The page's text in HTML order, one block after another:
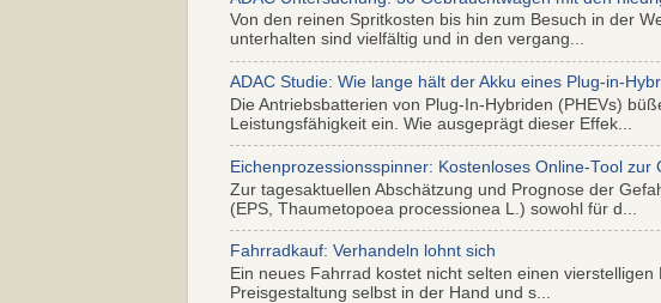
Von den reinen Spritkosten bis hin zum Besuch in der
unterhalten sind vielfältig und in den vergang...
ADAC Studie: Wie lange hält der Akku eines Plug-in-
Die Antriebsbatterien von Plug-In-Hybriden (PHEVs)
Leistungsfähigkeit ein. Wie ausgeprägt dieser Effek...
Eichenprozessionsspinner: Kostenloses Online-Tool zur
Zur tagesaktuellen Abschätzung und Prognose der
(EPS, Thaumetopoea processionea L.) sowohl für d...
Fahrradkauf: Verhandeln lohnt sich
Ein neues Fahrrad kostet nicht selten einen
Preisgestaltung selbst in der Hand und s...